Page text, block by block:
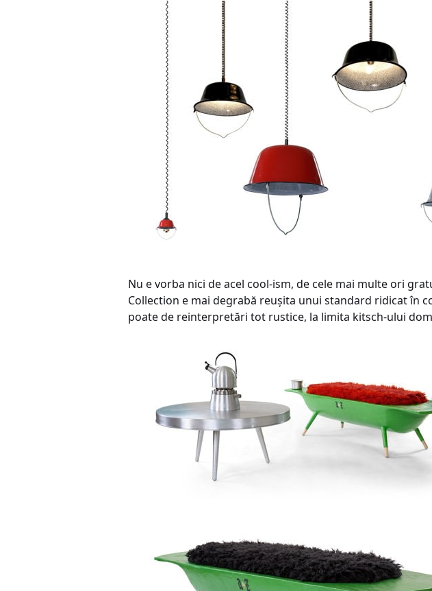
Nu e vorba nici de acel cool-ism, de cele mai multe ori
Collection e mai degrabă reuşita unui standard ridicat în
poate de reinterpretări tot rustice, la limita kitsch-ului